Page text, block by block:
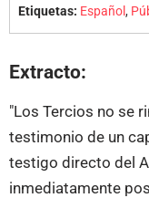
Etiquetas: Español,
Extracto:
"Los Tercios no se
testimonio de un
testigo directo del
inmediatamente